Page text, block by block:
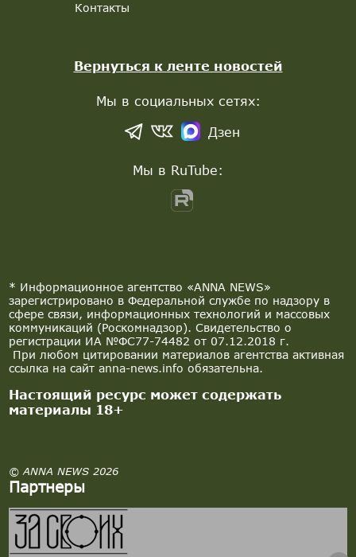
* Информационное агентство «ANNA NEWS»
зарегистрировано в Федеральной службе по надзору в
сфере связи, информационных технологий и массовых
коммуникаций (Роскомнадзор). Свидетельство о
регистрации ИА №ФС77-74482 от 07.12.2018 г.
При любом цитировании материалов агентства активная
ссылка на сайт anna-news.info обязательна.
Настоящий ресурс может содержать
материалы 18+
© ANNA NEWS 2026
Партнеры
Контакты
Вернуться к ленте новостей
Мы в социальных сетях:
Дзен
Мы в RuTube: